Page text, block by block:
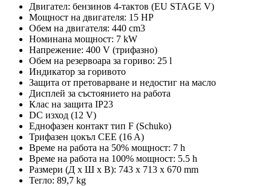
Двигател: бензинов 4-тактов (EU STAGE V)
Мощност на двигателя: 15 HP
Обем на двигателя: 440 cm3
Номинана мощност: 7 kW
Напрежение: 400 V (трифазно)
Обем на резервоара за гориво: 25 l
Индикатор за горивото
Защита от претоварване и недостиг на масло
Дисплей за състоянието на работа
Клас на защита IP23
DC изход (12 V)
Еднофазен контакт тип F (Schuko)
Трифазен цокъл CEE (16 A)
Време на работа на 50% мощност: 7 h
Време на работа на 100% мощност: 5.5 h
Размери (Д х Ш х В): 743 x 713 x 670 mm
Тегло: 89,7 kg